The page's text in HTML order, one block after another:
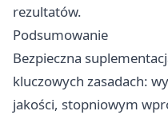
rezultatów.
Podsumowanie
Bezpieczna
kluczowych zasadach:
jakości, stopniowym